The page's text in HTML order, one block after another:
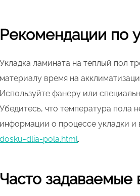
Рекомендации по
Укладка ламината на теплый пол
материалу время на
Используйте фанеру или
Убедитесь, что температура пола
информации о процессе укладки
dosku-dlia-pola.html.
Часто